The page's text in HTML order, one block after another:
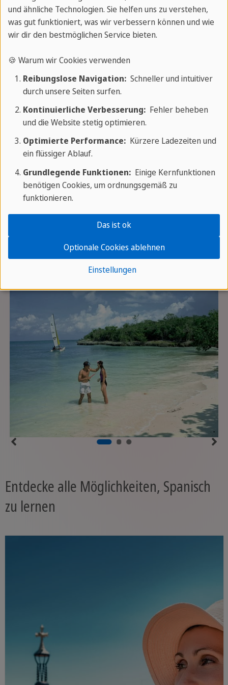
Datenschutz ist uns wichtig. Erst wenn sie klicken, wird das
Video vom Drittanbieter geladen und abgespielt.
Reiseführer Kuba
Bereite dich mit auf deine Sprachreise nach
Kuba vor.
Zum Kuba Reiseführer
Entdecke alle Möglichkeiten, Spanisch
zu lernen
und ähnliche Technologien. Sie helfen uns zu verstehen,
was gut funktioniert, was wir verbessern können und wie
wir dir den bestmöglichen Service bieten.
🍪 Warum wir Cookies verwenden
Reibungslose Navigation:Schneller und intuitiver
durch unsere Seiten surfen.
Kontinuierliche Verbesserung:Fehler beheben
und die Website stetig optimieren.
Optimierte Performance:Kürzere Ladezeiten und
ein flüssiger Ablauf.
Grundlegende Funktionen:Einige Kernfunktionen
benötigen Cookies, um ordnungsgemäß zu
funktionieren.
Einstellungen
Optionale Cookies ablehnen
Das ist ok